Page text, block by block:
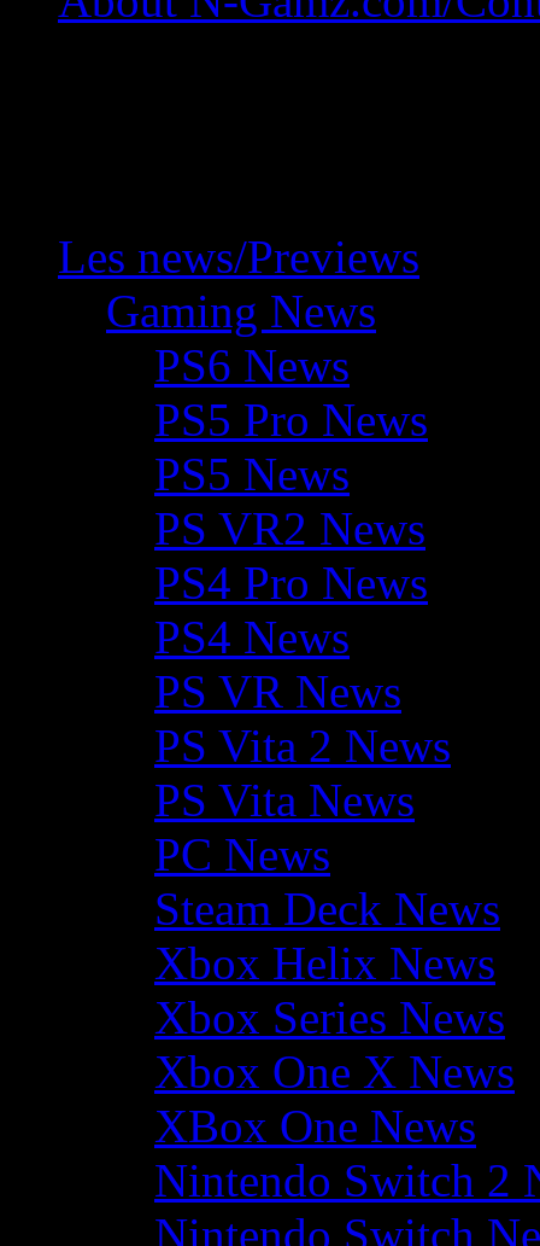
Les news/Previews
Gaming News
PS6 News
PS5 Pro News
PS5 News
PS VR2 News
PS4 Pro News
PS4 News
PS VR News
PS Vita 2 News
PS Vita News
PC News
Steam Deck News
Xbox Helix News
Xbox Series News
Xbox One X News
XBox One News
Nintendo Switch 2
Nintendo Switch